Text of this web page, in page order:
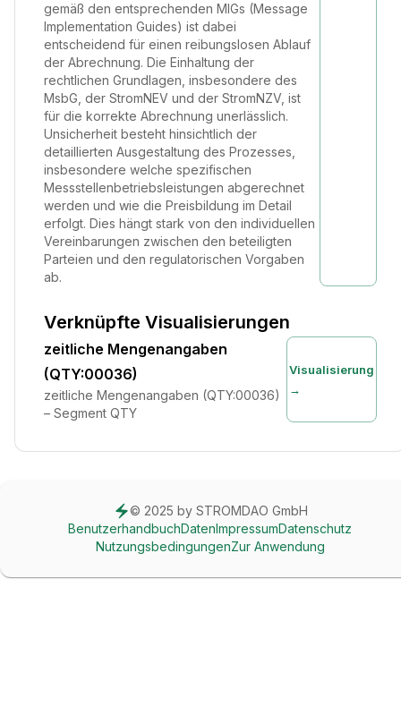
gemäß den entsprechenden MIGs (Message
Implementation Guides) ist dabei
entscheidend für einen reibungslosen Ablauf
der Abrechnung. Die Einhaltung der
rechtlichen Grundlagen, insbesondere des
MsbG, der StromNEV und der StromNZV, ist
für die korrekte Abrechnung unerlässlich.
Unsicherheit besteht hinsichtlich der
detaillierten Ausgestaltung des Prozesses,
insbesondere welche spezifischen
Messstellenbetriebsleistungen abgerechnet
werden und wie die Preisbildung im Detail
erfolgt. Dies hängt stark von den individuellen
Vereinbarungen zwischen den beteiligten
Parteien und den regulatorischen Vorgaben
ab.
Verknüpfte Visualisierungen
zeitliche Mengenangaben
(QTY:00036)
zeitliche Mengenangaben (QTY:00036)
– Segment QTY
Visualisierung
→
© 2025 by STROMDAO GmbH
BenutzerhandbuchDatenImpressumDatenschutz
NutzungsbedingungenZur Anwendung